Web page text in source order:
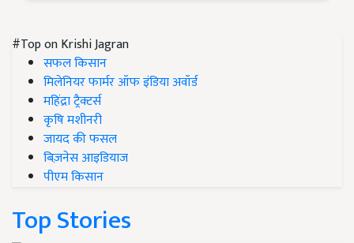
#Top on Krishi Jagran
सफल किसान
मिलेनियर फार्मर ऑफ इंडिया अवॉर्ड
महिंद्रा ट्रैक्टर्स
कृषि मशीनरी
जायद की फसल
बिज़नेस आइडियाज
पीएम किसान
Top Stories